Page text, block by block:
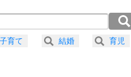
器の大きい人は、怒りを優しさで
1分12秒）
58秒）
48秒）
子育て 結婚 育児